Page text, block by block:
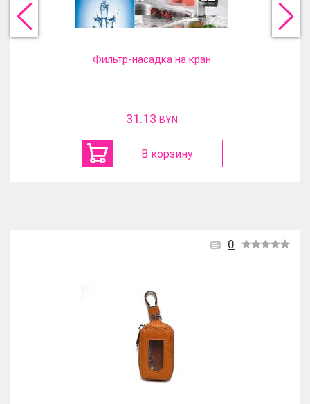
Фильтр-насадка на кран
31.13 BYN
В корзину
0